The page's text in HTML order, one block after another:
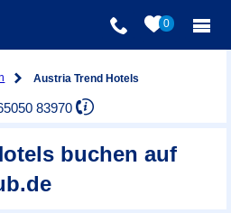
0
Austria Trend Hotels
83970
buchen auf